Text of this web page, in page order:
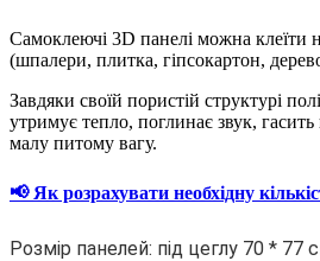
Самоклеючі 3D панелі можна клеїти
(шпалери, плитка, гіпсокартон,
Завдяки своїй пористій структурі
утримує тепло, поглинає звук, гасить
малу питому вагу.
📢 Як розрахувати необхідну
Розмір панелей: під цеглу 70 *